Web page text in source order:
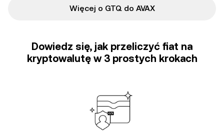
Więcej o GTQ do AVAX
Dowiedz się, jak przeliczyć fiat na
kryptowalutę w 3 prostych krokach